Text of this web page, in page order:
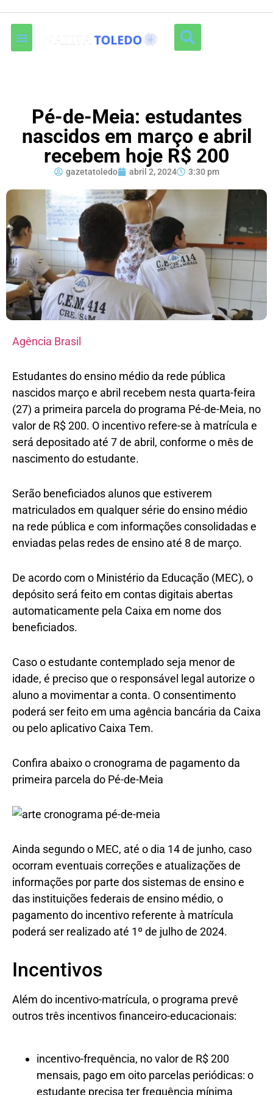
Pé-de-Meia: estudantes
nascidos em março e abril
recebem hoje R$ 200
gazetatoledo abril 2, 2024 3:30 pm
Agência Brasil
Estudantes do ensino médio da rede pública
nascidos março e abril recebem nesta quarta-feira
(27) a primeira parcela do programa Pé-de-Meia, no
valor de R$ 200. O incentivo refere-se à matrícula e
será depositado até 7 de abril, conforme o mês de
nascimento do estudante.
Serão beneficiados alunos que estiverem
matriculados em qualquer série do ensino médio
na rede pública e com informações consolidadas e
enviadas pelas redes de ensino até 8 de março.
De acordo com o Ministério da Educação (MEC), o
depósito será feito em contas digitais abertas
automaticamente pela Caixa em nome dos
beneficiados.
Caso o estudante contemplado seja menor de
idade, é preciso que o responsável legal autorize o
aluno a movimentar a conta. O consentimento
poderá ser feito em uma agência bancária da Caixa
ou pelo aplicativo Caixa Tem.
Confira abaixo o cronograma de pagamento da
primeira parcela do Pé-de-Meia
Ainda segundo o MEC, até o dia 14 de junho, caso
ocorram eventuais correções e atualizações de
informações por parte dos sistemas de ensino e
das instituições federais de ensino médio, o
pagamento do incentivo referente à matrícula
poderá ser realizado até 1º de julho de 2024.
Incentivos
Além do incentivo-matrícula, o programa prevê
outros três incentivos financeiro-educacionais:
incentivo-frequência, no valor de R$ 200
mensais, pago em oito parcelas periódicas: o
estudante precisa ter frequência mínima